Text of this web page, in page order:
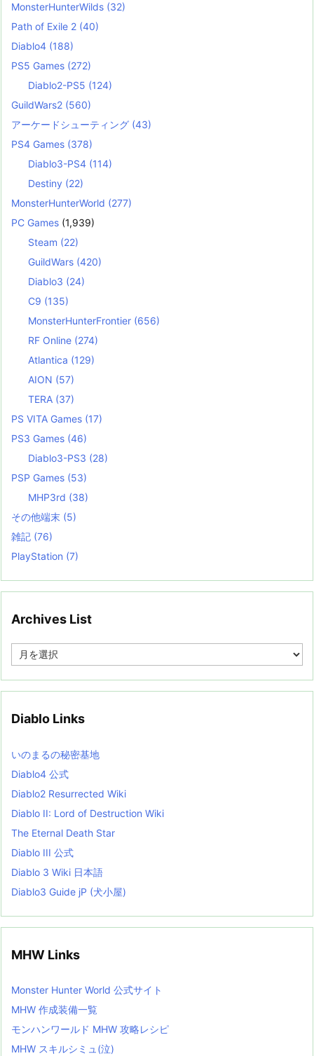
MonsterHunterWilds (32)
Path of Exile 2 (40)
Diablo4 (188)
PS5 Games (272)
Diablo2-PS5 (124)
GuildWars2 (560)
アーケードシューティング (43)
PS4 Games (378)
Diablo3-PS4 (114)
Destiny (22)
MonsterHunterWorld (277)
PC Games (1,939)
Steam (22)
GuildWars (420)
Diablo3 (24)
C9 (135)
MonsterHunterFrontier (656)
RF Online (274)
Atlantica (129)
AION (57)
TERA (37)
PS VITA Games (17)
PS3 Games (46)
Diablo3-PS3 (28)
PSP Games (53)
MHP3rd (38)
その他端末 (5)
雑記 (76)
PlayStation (7)
Archives List
e
i
s
t
Diablo Links
いのまるの秘密基地
Diablo4 公式
Diablo2 Resurrected Wiki
Diablo II: Lord of Destruction Wiki
The Eternal Death Star
Diablo III 公式
Diablo 3 Wiki 日本語
Diablo3 Guide jP (犬小屋)
MHW Links
Monster Hunter World 公式サイト
MHW 作成装備一覧
モンハンワールド MHW 攻略レシピ
MHW スキルシミュ(泣)